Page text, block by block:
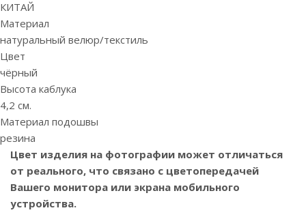
КИТАЙ
Материал
натуральный велюр/текстиль
Цвет
чёрный
Высота каблука
4,2 см.
Материал подошвы
резина
Цвет изделия на фотографии может отличаться
от реального, что связано с цветопередачей
Вашего монитора или экрана мобильного
устройства.